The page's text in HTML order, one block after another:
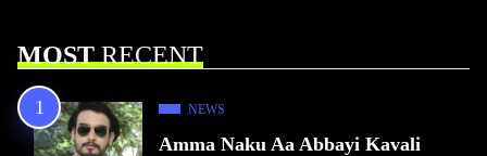
MOSTRECENT
NEWS
Amma Naku Aa Abbayi Kavali